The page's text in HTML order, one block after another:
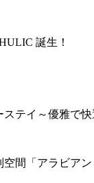
誕生！
テイ～優雅で
間「アラビア